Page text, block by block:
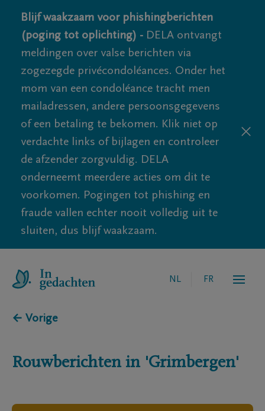
Blijf waakzaam voor phishingberichten
(poging tot oplichting) - DELA ontvangt
meldingen over valse berichten via
zogezegde privécondoléances. Onder het
mom van een condoléance tracht men
mailadressen, andere persoonsgegevens
of een betaling te bekomen. Klik niet op
verdachte links of bijlagen en controleer
de afzender zorgvuldig. DELA
onderneemt meerdere acties om dit te
voorkomen. Pogingen tot phishing en
fraude vallen echter nooit volledig uit te
sluiten, dus blijf waakzaam.
NL FR
← Vorige
Rouwberichten in 'Grimbergen'